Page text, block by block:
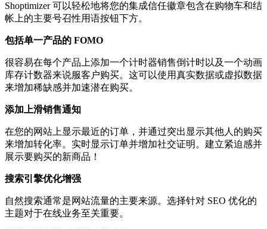
Shoptimizer 可以轻松地将您的集成信任徽章包含在购物车和结
帐上的主要号召性用语按钮下方。
包括单一产品的 FOMO
很容易在每个产品上添加一个计时器销售倒计时以及一个动画
库存计数器来说服客户购买。这可以使用真实数据或虚拟数据
来增加稀缺感并加速潜在购买。
添加上滑销售通知
在您的网站上显示最近的订单，并通过突出显示其他人的购买
来增加转化率。实时显示订单并增加社交证明。建立紧迫感并
展示要购买的新商品！
搜索引擎优化增强
自然搜索通常是网站流量的主要来源。选择针对 SEO 优化的
主题对于在线业务至关重要。